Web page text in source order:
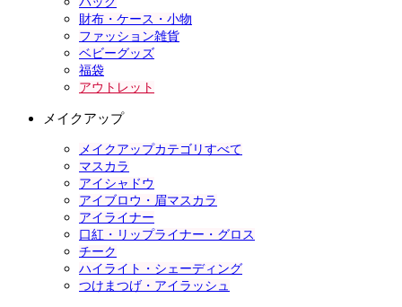
財布・ケース・小物
ファッション雑貨
ベビーグッズ
福袋
アウトレット
メイクアップ
メイクアップカテゴリすべて
マスカラ
アイシャドウ
アイブロウ・眉マスカラ
アイライナー
口紅・リップライナー・グロス
チーク
ハイライト・シェーディング
つけまつげ・アイラッシュ